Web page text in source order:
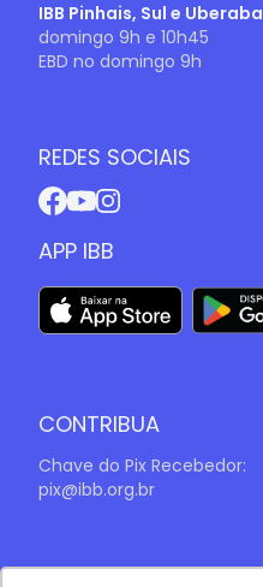
IBB Pinhais, Sul e Uberaba
domingo 9h e 10h45
EBD no domingo 9h
REDES SOCIAIS
APP IBB
CONTRIBUA
Chave do Pix Recebedor:
pix@ibb.org.br